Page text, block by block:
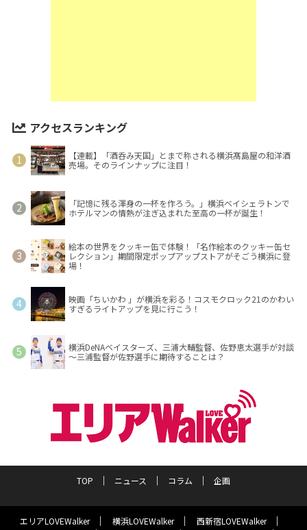
アクセスランキング
【連載】「酒呑み天国」とまで称される横浜髙島屋の和洋酒
売場。そのラインナップに注目！
「記憶に残る渾身の一杯を作ろう。」横浜ベイシェラトンで
ホテルマンの情熱が注ぎ込まれた至高の一杯が誕生！
絵本の世界をクッキー缶で体験！「名作絵本のクッキー缶セ
レクション」期間限定ポップアップストアがそごう横浜に登
場！
映画「ちいかわ 」が横浜を彩る！コスモクロック21のかわい
すぎるライトアップを見に行こう！
横浜DeNAベイスターズ、三浦大輔監督、佐野恵太選手が対談
～三浦監督が佐野選手に期待することは？
TOP ニュース コラム 企画
エリアLOVEWalker 横浜LOVEWalker
西新宿LOVEWalker